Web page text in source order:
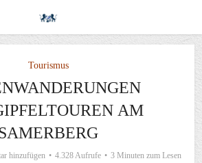
Tourismus
AM
hinzufügen 4.328 Aufrufe 3 Minuten zum Lesen